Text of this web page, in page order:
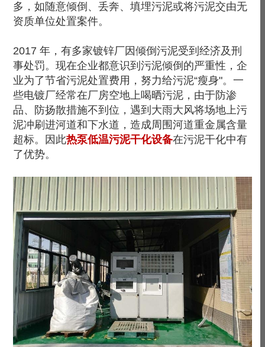
多，如随意倾倒、丢奔、填埋污泥或将污泥交由无
资质单位处置案件。
2017 年，有多家镀锌厂因倾倒污泥受到经济及刑
事处罚。现在企业都意识到污泥倾倒的严重性，企
业为了节省污泥处置费用，努力给污泥“瘦身"。一
些电镀厂经常在厂房空地上喝晒污泥，由于防渗
品、防扬散措施不到位，遇到大雨大风将场地上污
泥冲刷进河道和下水道，造成周围河道重金属含量
超标。因此热泵低温污泥干化设备在污泥干化中有
了优势。